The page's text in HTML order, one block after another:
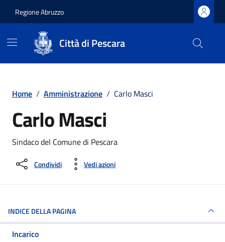
Regione Abruzzo
Città di Pescara
Home / Amministrazione / Carlo Masci
Carlo Masci
Sindaco del Comune di Pescara
Condividi Vedi azioni
INDICE DELLA PAGINA
Incarico